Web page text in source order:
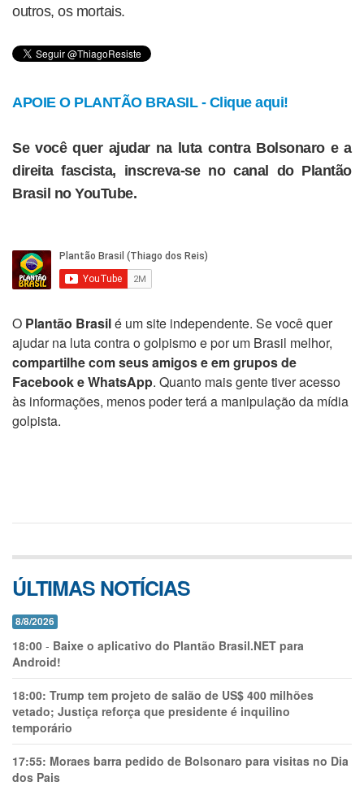
outros, os mortais.
APOIE O PLANTÃO BRASIL - Clique aqui!
Se você quer ajudar na luta contra Bolsonaro e a
direita fascista, inscreva-se no canal do Plantão
Brasil no YouTube.
O Plantão Brasilé um site independente. Se você quer
ajudar na luta contra o golpismo e por um Brasil melhor,
compartilhe com seus amigos e em grupos de
Facebook e WhatsApp. Quanto mais gente tiver acesso
às informações, menos poder terá a manipulação da mídia
golpista.
ÚLTIMAS NOTÍCIAS
8/8/2026
18:00 - Baixe o aplicativo do Plantão Brasil.NET para
Android!
18:00: Trump tem projeto de salão de US$ 400 milhões
vetado; Justiça reforça que presidente é inquilino
temporário
17:55: Moraes barra pedido de Bolsonaro para visitas no Dia
dos Pais